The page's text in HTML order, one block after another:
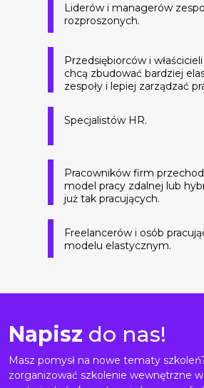
Liderów i managerów
rozproszonych.
Przedsiębiorców i
chcą zbudować bardziej
zespoły i lepiej zarządzać
Specjalistów HR.
Pracowników firm
model pracy zdalnej lub
już tak pracujących.
Freelancerów i osób
modelu elastycznym.
Napisz do nas!
Masz pomysł na nowe tematy
zorganizować szkolenie wewnętrzne